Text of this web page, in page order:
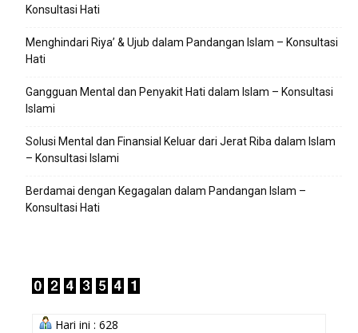
Konsultasi Hati
Menghindari Riya’ & Ujub dalam Pandangan Islam – Konsultasi
Hati
Gangguan Mental dan Penyakit Hati dalam Islam – Konsultasi
Islami
Solusi Mental dan Finansial Keluar dari Jerat Riba dalam Islam
– Konsultasi Islami
Berdamai dengan Kegagalan dalam Pandangan Islam –
Konsultasi Hati
Hari ini : 628